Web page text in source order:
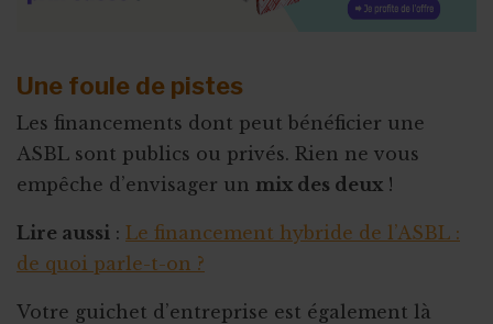
Une foule de pistes
Les financements dont peut bénéficier une
ASBL sont publics ou privés. Rien ne vous
empêche d’envisager un mix des deux !
Lire aussi : Le financement hybride de l’ASBL :
de quoi parle-t-on ?
Votre guichet d’entreprise est également là